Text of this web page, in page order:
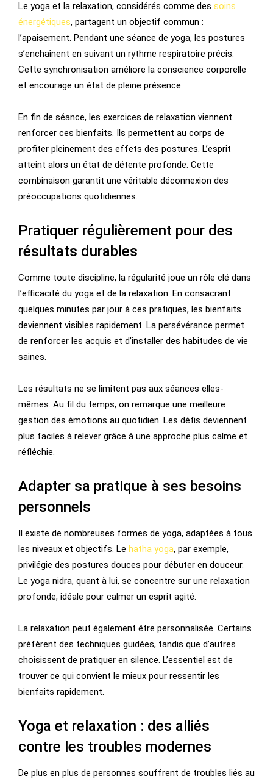
Le yoga et la relaxation, considérés comme des soins
énergétiques, partagent un objectif commun :
l’apaisement. Pendant une séance de yoga, les postures
s’enchaînent en suivant un rythme respiratoire précis.
Cette synchronisation améliore la conscience corporelle
et encourage un état de pleine présence.
En fin de séance, les exercices de relaxation viennent
renforcer ces bienfaits. Ils permettent au corps de
profiter pleinement des effets des postures. L’esprit
atteint alors un état de détente profonde. Cette
combinaison garantit une véritable déconnexion des
préoccupations quotidiennes.
Pratiquer régulièrement pour des
résultats durables
Comme toute discipline, la régularité joue un rôle clé dans
l’efficacité du yoga et de la relaxation. En consacrant
quelques minutes par jour à ces pratiques, les bienfaits
deviennent visibles rapidement. La persévérance permet
de renforcer les acquis et d’installer des habitudes de vie
saines.
Les résultats ne se limitent pas aux séances elles-
mêmes. Au fil du temps, on remarque une meilleure
gestion des émotions au quotidien. Les défis deviennent
plus faciles à relever grâce à une approche plus calme et
réfléchie.
Adapter sa pratique à ses besoins
personnels
Il existe de nombreuses formes de yoga, adaptées à tous
les niveaux et objectifs. Le hatha yoga, par exemple,
privilégie des postures douces pour débuter en douceur.
Le yoga nidra, quant à lui, se concentre sur une relaxation
profonde, idéale pour calmer un esprit agité.
La relaxation peut également être personnalisée. Certains
préfèrent des techniques guidées, tandis que d’autres
choisissent de pratiquer en silence. L’essentiel est de
trouver ce qui convient le mieux pour ressentir les
bienfaits rapidement.
Yoga et relaxation : des alliés
contre les troubles modernes
De plus en plus de personnes souffrent de troubles liés au